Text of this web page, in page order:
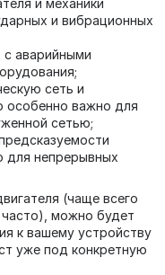
и механики
и вибрационных
с аварийными
сеть и
особенно важно для
сетью;
для непрерывных
(чаще всего
можно будет
к вашему устройству
уже под конкретную